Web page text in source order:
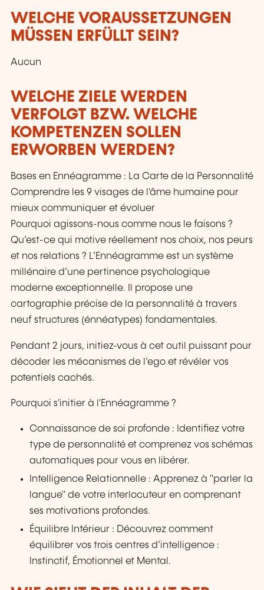
WELCHE VORAUSSETZUNGEN
MÜSSEN ERFÜLLT SEIN?
Aucun
WELCHE ZIELE WERDEN
VERFOLGT BZW. WELCHE
KOMPETENZEN SOLLEN
ERWORBEN WERDEN?
Bases en Ennéagramme : La Carte de la Personnalité
Comprendre les 9 visages de l'âme humaine pour
mieux communiquer et évoluer
Pourquoi agissons-nous comme nous le faisons ?
Qu’est-ce qui motive réellement nos choix, nos peurs
et nos relations ? L’Ennéagramme est un système
millénaire d’une pertinence psychologique
moderne exceptionnelle. Il propose une
cartographie précise de la personnalité à travers
neuf structures (énnéatypes) fondamentales.
Pendant 2 jours, initiez-vous à cet outil puissant pour
décoder les mécanismes de l’ego et révéler vos
potentiels cachés.
Pourquoi s'initier à l'Ennéagramme ?
Connaissance de soi profonde : Identifiez votre
type de personnalité et comprenez vos schémas
automatiques pour vous en libérer.
Intelligence Relationnelle : Apprenez à "parler la
langue" de votre interlocuteur en comprenant
ses motivations profondes.
Équilibre Intérieur : Découvrez comment
équilibrer vos trois centres d’intelligence :
Instinctif, Émotionnel et Mental.